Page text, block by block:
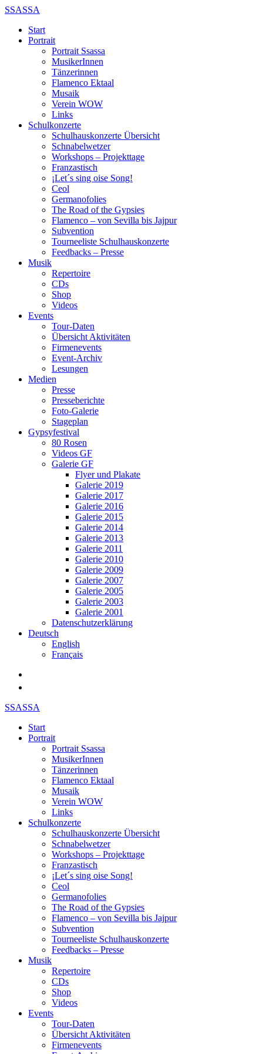
SSASSA
Start
Portrait
Portrait Ssassa
MusikerInnen
Tänzerinnen
Flamenco Ektaal
Musaik
Verein WOW
Links
Schulkonzerte
Schulhauskonzerte Übersicht
Schnabelwetzer
Workshops – Projekttage
Franzastisch
¡Let´s sing oise Song!
Ceol
Germanofolies
The Road of the Gypsies
Flamenco – von Sevilla bis Jajpur
Subvention
Tourneeliste Schulhauskonzerte
Feedbacks – Presse
Musik
Repertoire
CDs
Shop
Videos
Events
Tour-Daten
Übersicht Aktivitäten
Firmenevents
Event-Archiv
Lesungen
Medien
Presse
Presseberichte
Foto-Galerie
Stageplan
Gypsyfestival
80 Rosen
Videos GF
Galerie GF
Flyer und Plakate
Galerie 2019
Galerie 2017
Galerie 2016
Galerie 2015
Galerie 2014
Galerie 2013
Galerie 2011
Galerie 2010
Galerie 2009
Galerie 2007
Galerie 2005
Galerie 2003
Galerie 2001
Datenschutzerklärung
Deutsch
English
Français
SSASSA
Start
Portrait
Portrait Ssassa
MusikerInnen
Tänzerinnen
Flamenco Ektaal
Musaik
Verein WOW
Links
Schulkonzerte
Schulhauskonzerte Übersicht
Schnabelwetzer
Workshops – Projekttage
Franzastisch
¡Let´s sing oise Song!
Ceol
Germanofolies
The Road of the Gypsies
Flamenco – von Sevilla bis Jajpur
Subvention
Tourneeliste Schulhauskonzerte
Feedbacks – Presse
Musik
Repertoire
CDs
Shop
Videos
Events
Tour-Daten
Übersicht Aktivitäten
Firmenevents